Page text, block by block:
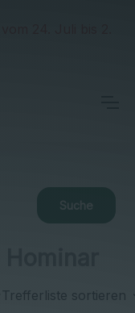
Trefferliste sortieren